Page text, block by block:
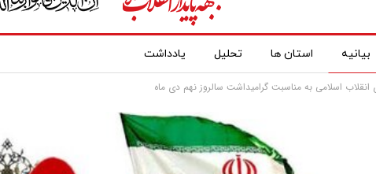
بیانیه استان ها تحلیل یادداشت
انقلاب اسلامی به مناسبت گرامیداشت سالروز نهم دی ماه